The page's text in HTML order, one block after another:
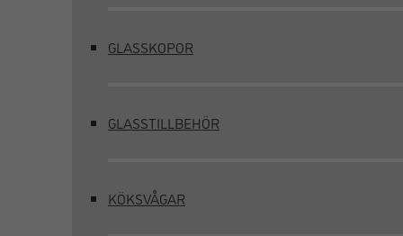
GLASSKOPOR
GLASSTILLBEHÖR
KÖKSVÅGAR